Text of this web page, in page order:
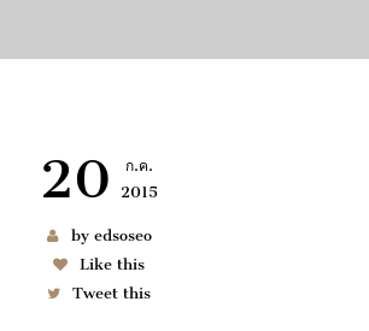
20
ก.ค.
2015
by edsoseo
Like this
Tweet this